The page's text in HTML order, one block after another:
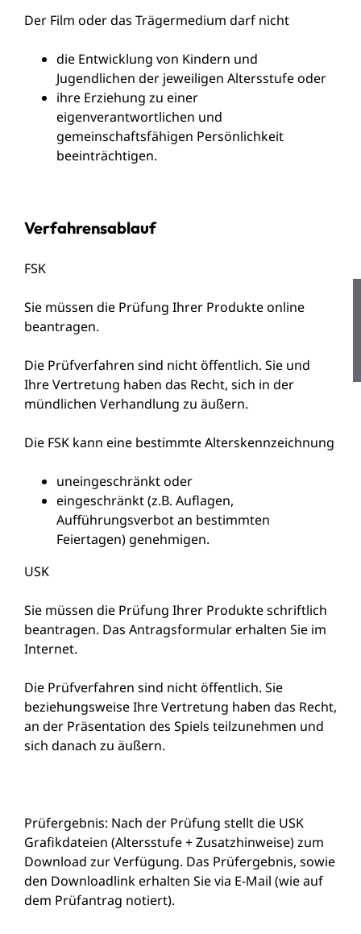
Der Film oder das Trägermedium darf nicht
die Entwicklung von Kindern und
Jugendlichen der jeweiligen Altersstufe oder
ihre Erziehung zu einer
eigenverantwortlichen und
gemeinschaftsfähigen Persönlichkeit
beeinträchtigen.
Verfahrensablauf
FSK
Sie müssen die Prüfung Ihrer Produkte online
beantragen.
Die Prüfverfahren sind nicht öffentlich. Sie und
Ihre Vertretung haben das Recht, sich in der
mündlichen Verhandlung zu äußern.
Die FSK kann eine bestimmte Alterskennzeichnung
uneingeschränkt oder
eingeschränkt (z.B. Auflagen,
Aufführungsverbot an bestimmten
Feiertagen) genehmigen.
USK
Sie müssen die Prüfung Ihrer Produkte schriftlich
beantragen. Das Antragsformular erhalten Sie im
Internet.
Die Prüfverfahren sind nicht öffentlich. Sie
beziehungsweise Ihre Vertretung haben das Recht,
an der Präsentation des Spiels teilzunehmen und
sich danach zu äußern.
Prüfergebnis: Nach der Prüfung stellt die USK
Grafikdateien (Altersstufe + Zusatzhinweise) zum
Download zur Verfügung. Das Prüfergebnis, sowie
den Downloadlink erhalten Sie via E-Mail (wie auf
dem Prüfantrag notiert).